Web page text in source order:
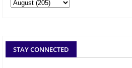
STAY CONNECTED